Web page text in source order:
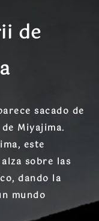
de
sacado de
Miyajima.
, este
sobre las
dando la
mundo